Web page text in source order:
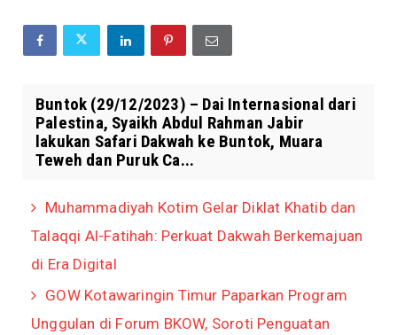
Buntok (29/12/2023) – Dai Internasional dari
Palestina, Syaikh Abdul Rahman Jabir
lakukan Safari Dakwah ke Buntok, Muara
Teweh dan Puruk Ca...
Muhammadiyah Kotim Gelar Diklat Khatib dan
Talaqqi Al-Fatihah: Perkuat Dakwah Berkemajuan
di Era Digital
GOW Kotawaringin Timur Paparkan Program
Unggulan di Forum BKOW, Soroti Penguatan